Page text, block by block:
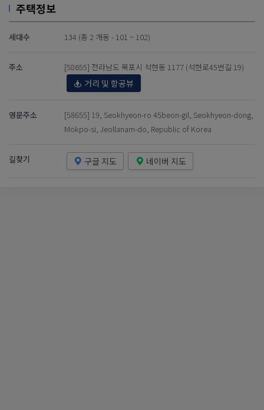
주택정보
세대수 134 (총 2 개동 - 101 ~ 102)
주소 [58655] 전라남도 목포시 석현동 1177 (석현로45번길 19)
거리 및 항공뷰
영문주소
[58655] 19, Seokhyeon-ro 45beon-gil, Seokhyeon-dong,
Mokpo-si, Jeollanam-do, Republic of Korea
길찾기 구글 지도 네이버 지도